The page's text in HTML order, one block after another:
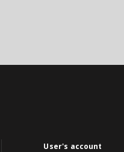
User's account